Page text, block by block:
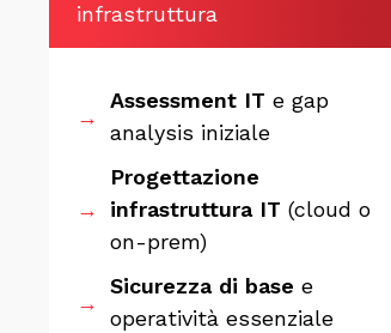
infrastruttura
→
Assessment IT e gap
analysis iniziale
→
Progettazione
infrastruttura IT (cloud o
on-prem)
→
Sicurezza di base e
operatività essenziale